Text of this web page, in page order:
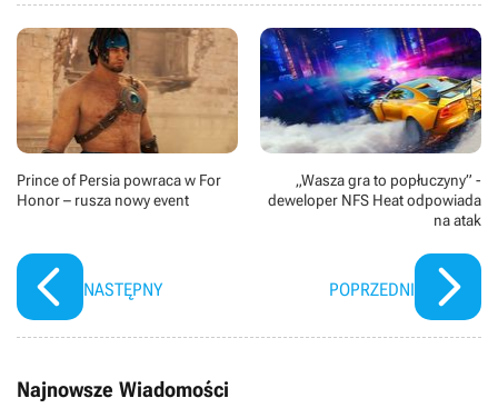
Prince of Persia powraca w For
Honor – rusza nowy event
NASTĘPNY
„Wasza gra to popłuczyny” -
deweloper NFS Heat odpowiada
na atak
POPRZEDNI
Najnowsze Wiadomości